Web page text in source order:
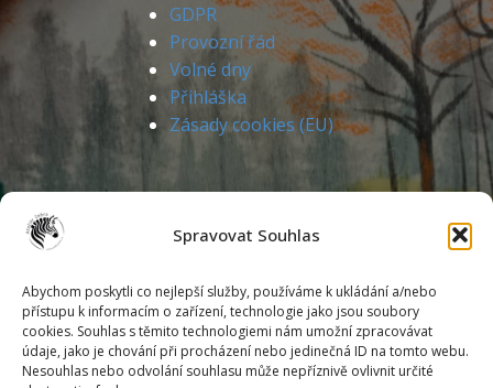
Spravovat Souhlas
Abychom poskytli co nejlepší služby, používáme k ukládání a/nebo
přístupu k informacím o zařízení, technologie jako jsou soubory
cookies. Souhlas s těmito technologiemi nám umožní zpracovávat
údaje, jako je chování při procházení nebo jedinečná ID na tomto webu.
Nesouhlas nebo odvolání souhlasu může nepříznivě ovlivnit určité
GDPR
Provozní řád
Volné dny
Přihláška
Zásady cookies (EU)
Markéta Kunstová
Podlesí IV./5302